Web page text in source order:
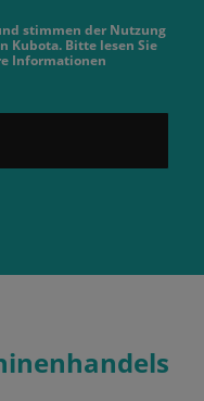
stimmen der Nutzung
Kubota. Bitte lesen Sie
Informationen